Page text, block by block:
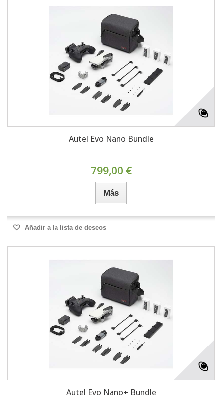
Autel Evo Nano Bundle
799,00 €
Más
Añadir a la lista de deseos
Autel Evo Nano+ Bundle